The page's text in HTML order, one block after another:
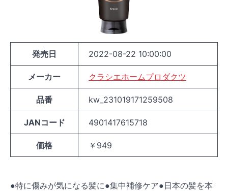
発売日 2022-08-22 10:00:00
メーカー クラシエホームプロダクツ
品番 kw_231019171259508
JANコード 4901417615718
価格 ￥949
●特に傷みが気になる髪に●集中補修ケア●日本の髪を本